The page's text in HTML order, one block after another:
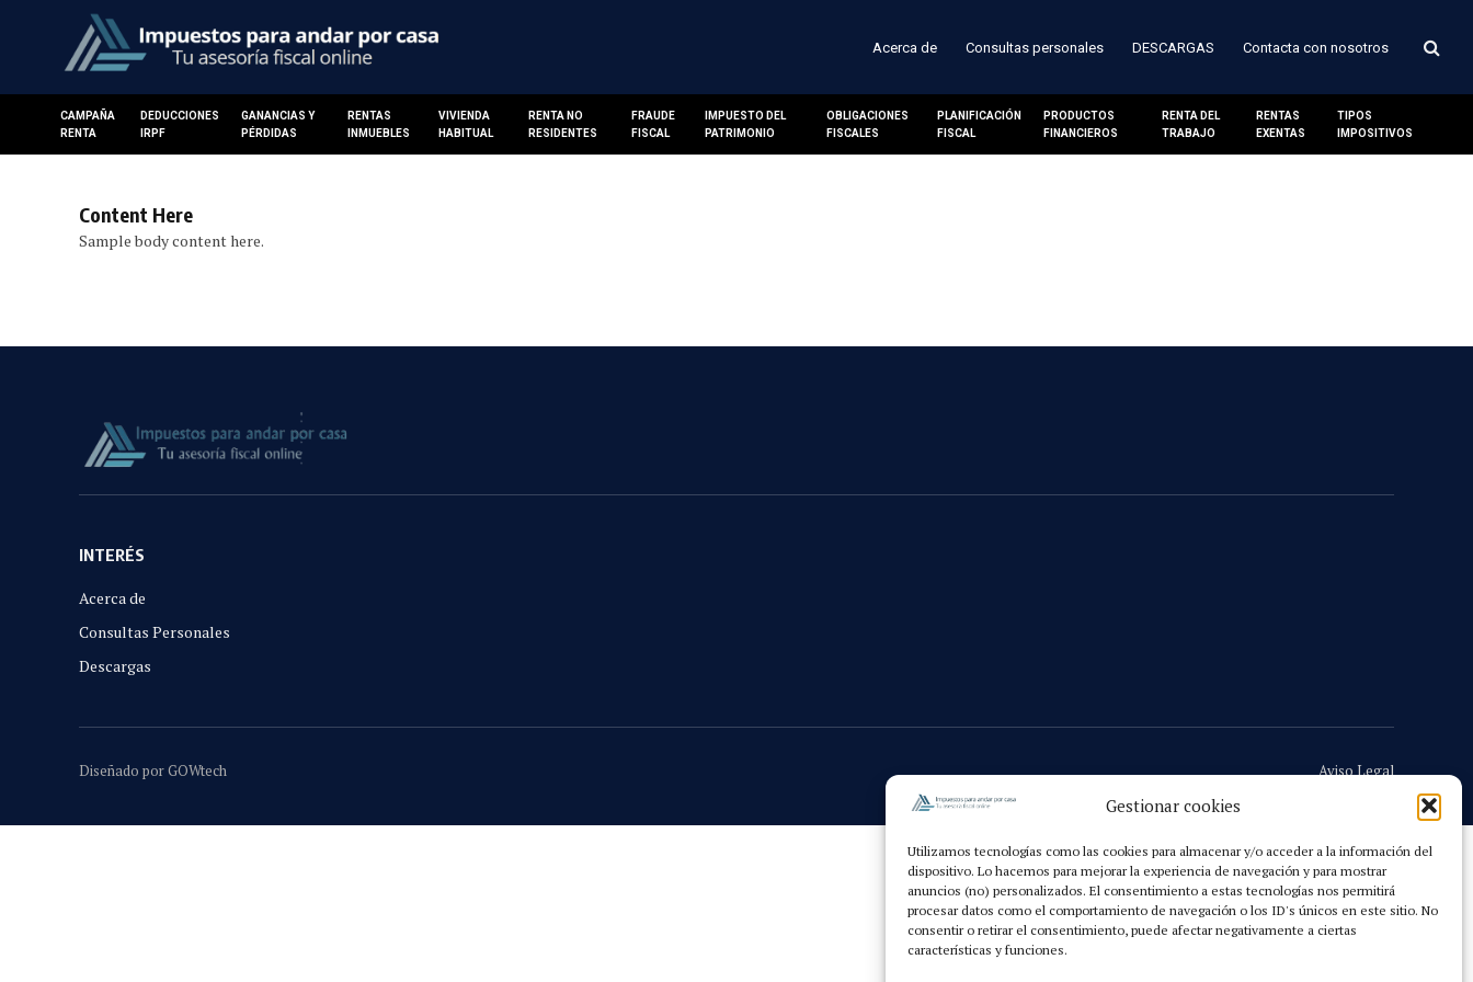
Gestionar cookies
Utilizamos tecnologías como las cookies para almacenar y/o acceder a la información del
dispositivo. Lo hacemos para mejorar la experiencia de navegación y para mostrar
anuncios (no) personalizados. El consentimiento a estas tecnologías nos permitirá
procesar datos como el comportamiento de navegación o los ID's únicos en este sitio. No
consentir o retirar el consentimiento, puede afectar negativamente a ciertas
características y funciones.
Acerca de Consultas personales DESCARGAS Contacta con nosotros
CAMPAÑA
RENTA
DEDUCCIONES
IRPF
GANANCIAS Y
PÉRDIDAS
RENTAS
INMUEBLES
VIVIENDA
HABITUAL
RENTA NO
RESIDENTES
FRAUDE
FISCAL
IMPUESTO DEL
PATRIMONIO
OBLIGACIONES
FISCALES
PLANIFICACIÓN
FISCAL
PRODUCTOS
FINANCIEROS
RENTA DEL
TRABAJO
RENTAS
EXENTAS
TIPOS
IMPOSITIVOS
Content Here
Sample body content here.
INTERÉS
Acerca de
Consultas Personales
Descargas
Diseñado por GOWtech Aviso Legal